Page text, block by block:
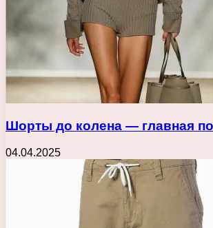
Шорты до колена — главная
04.04.2025